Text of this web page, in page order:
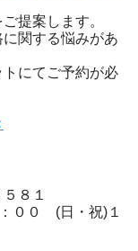
提案します。
関する悩みがあ
にてご予約が必
８１
００ (日・祝)１